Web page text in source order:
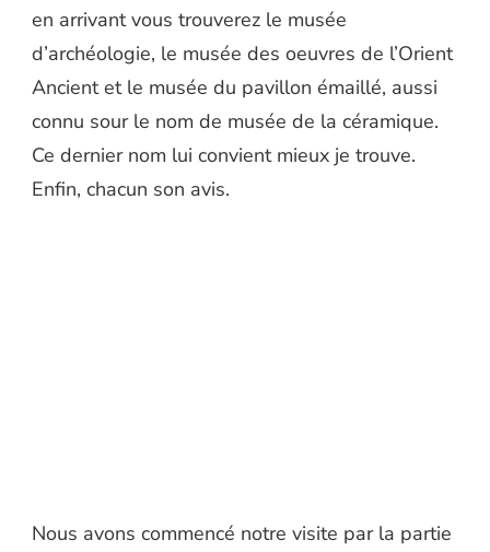
en arrivant vous trouverez le musée
d’archéologie, le musée des oeuvres de l’Orient
Ancient et le musée du pavillon émaillé, aussi
connu sour le nom de musée de la céramique.
Ce dernier nom lui convient mieux je trouve.
Enfin, chacun son avis.
Nous avons commencé notre visite par la partie